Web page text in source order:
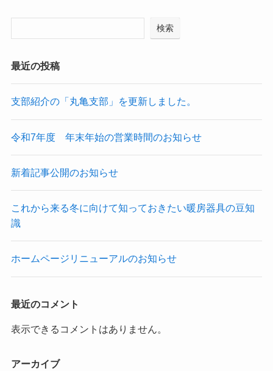
検索
最近の投稿
支部紹介の「丸亀支部」を更新しました。
令和7年度 年末年始の営業時間のお知らせ
新着記事公開のお知らせ
これから来る冬に向けて知っておきたい暖房器具の豆知
識
ホームページリニューアルのお知らせ
最近のコメント
表示できるコメントはありません。
アーカイブ